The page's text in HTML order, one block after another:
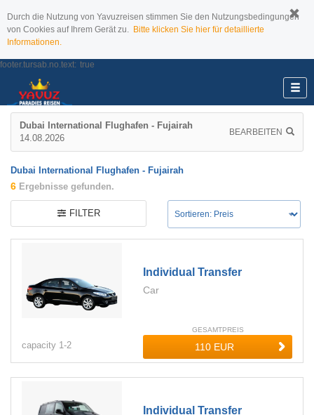
Durch die Nutzung von Yavuzreisen stimmen Sie den Nutzungsbedingungen
von Cookies auf Ihrem Gerät zu. Bitte klicken Sie hier für detaillierte
Informationen.
footer.tursab.no.text: true
Dubai International Flughafen - Fujairah
14.08.2026
BEARBEITEN
Dubai International Flughafen - Fujairah
6 Ergebnisse gefunden.
FILTER
Individual Transfer
Car
capacity 1-2
GESAMTPREIS
Individual Transfer